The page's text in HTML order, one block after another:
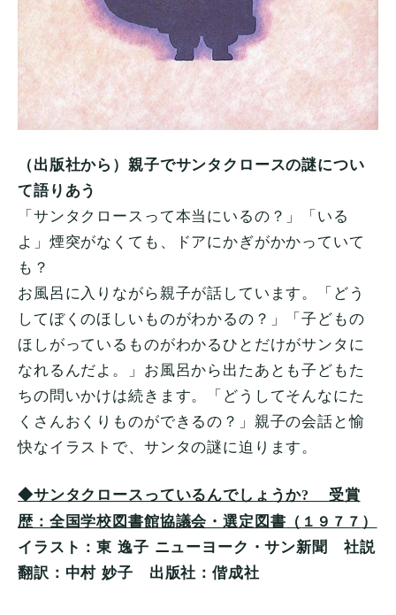
（出版社から）親子でサンタクロースの謎につい
て語りあう
「サンタクロースって本当にいるの？」「いる
よ」煙突がなくても、ドアにかぎがかかっていて
も？
お風呂に入りながら親子が話しています。「どう
してぼくのほしいものがわかるの？」「子どもの
ほしがっているものがわかるひとだけがサンタに
なれるんだよ。」お風呂から出たあとも子どもた
ちの問いかけは続きます。「どうしてそんなにた
くさんおくりものができるの？」親子の会話と愉
快なイラストで、サンタの謎に迫ります。
◆サンタクロースっているんでしょうか? 受賞
歴：全国学校図書館協議会・選定図書 （ １９７７ ）
イラスト：東 逸子 ニューヨーク・サン新聞 社説
翻訳：中村 妙子 出版社：偕成社